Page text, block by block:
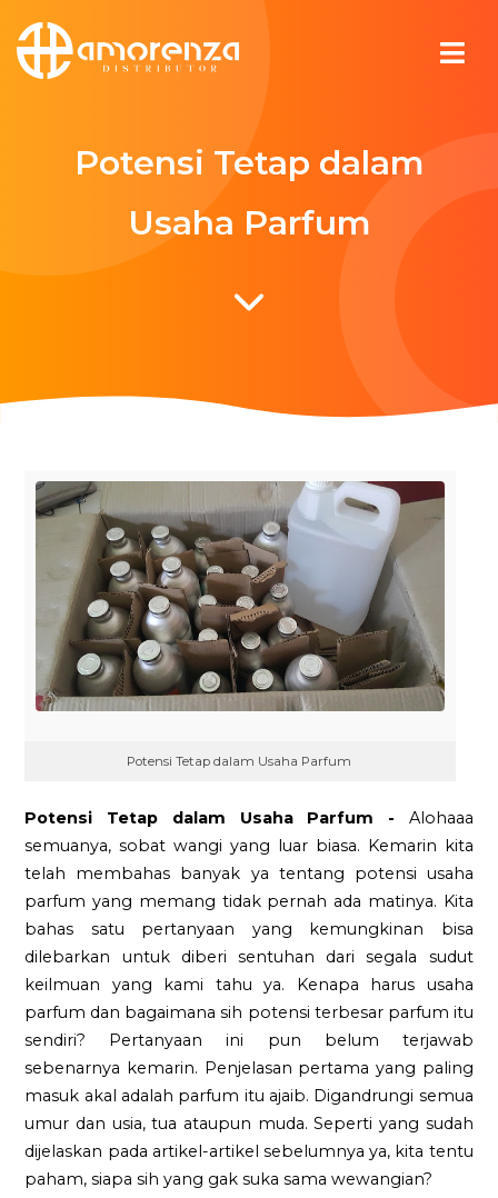
Potensi Tetap dalam
Usaha Parfum
Potensi Tetap dalam Usaha Parfum
Potensi Tetap dalam Usaha Parfum - Alohaaa
semuanya, sobat wangi yang luar biasa. Kemarin kita
telah membahas banyak ya tentang potensi usaha
parfum yang memang tidak pernah ada matinya. Kita
bahas satu pertanyaan yang kemungkinan bisa
dilebarkan untuk diberi sentuhan dari segala sudut
keilmuan yang kami tahu ya. Kenapa harus usaha
parfum dan bagaimana sih potensi terbesar parfum itu
sendiri? Pertanyaan ini pun belum terjawab
sebenarnya kemarin. Penjelasan pertama yang paling
masuk akal adalah parfum itu ajaib. Digandrungi semua
umur dan usia, tua ataupun muda. Seperti yang sudah
dijelaskan pada artikel-artikel sebelumnya ya, kita tentu
paham, siapa sih yang gak suka sama wewangian?